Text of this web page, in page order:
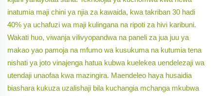
inatumia maji chini ya njia za kawaida, kwa takriban 30 hadi
40% ya uchafuzi wa maji kulingana na ripoti za hivi karibuni.
Wakati huo, viwanja vilivyopandwa na paneli za jua juu ya
makao yao pamoja na mfumo wa kusukuma na kutumia tena
nishati ya joto vinajenga hatua kubwa kuelekea uendelezaji wa
utendaji unaofaa kwa mazingira. Maendeleo haya husaidia
biashara kukuza uzalishaji bila kuchangia mchanga mkubwa